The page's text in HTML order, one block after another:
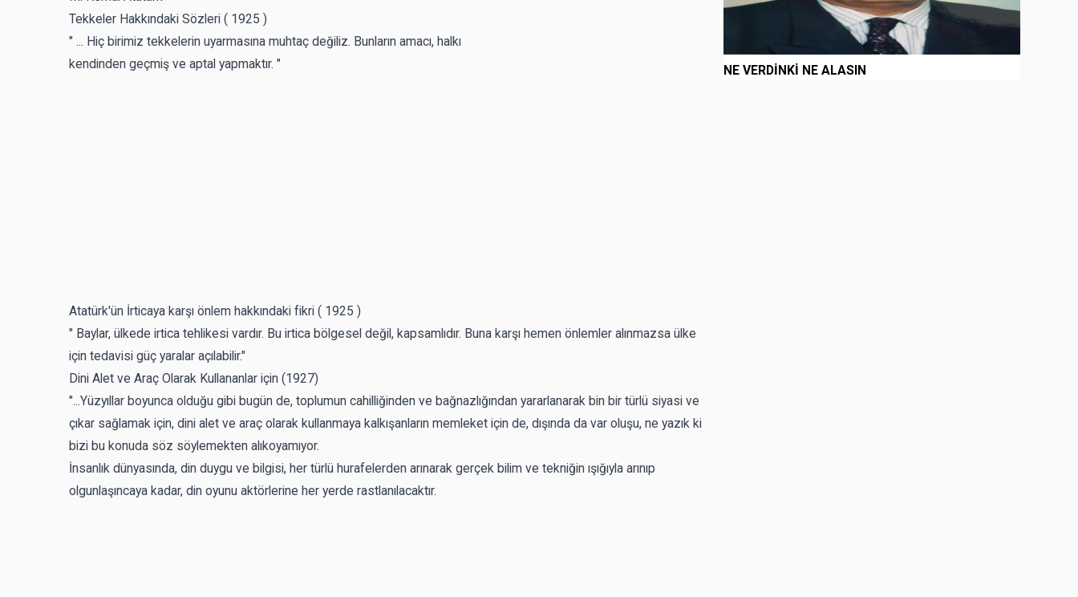
Tekkeler Hakkındaki Sözleri ( 1925 )
" ... Hiç birimiz tekkelerin uyarmasına muhtaç değiliz. Bunların amacı, halkı
kendinden geçmiş ve aptal yapmaktır. "
Atatürk'ün İrticaya karşı önlem hakkındaki fikri ( 1925 )
" Baylar, ülkede irtica tehlikesi vardır. Bu irtica bölgesel değil, kapsamlıdır. Buna karşı hemen önlemler alınmazsa ülke
için tedavisi güç yaralar açılabilir."
Dini Alet ve Araç Olarak Kullananlar için (1927)
"...Yüzyıllar boyunca olduğu gibi bugün de, toplumun cahilliğinden ve bağnazlığından yararlanarak bin bir türlü siyasi ve
çıkar sağlamak için, dini alet ve araç olarak kullanmaya kalkışanların memleket için de, dışında da var oluşu, ne yazık ki
bizi bu konuda söz söylemekten alıkoyamıyor.
İnsanlık dünyasında, din duygu ve bilgisi, her türlü hurafelerden arınarak gerçek bilim ve tekniğin ışığıyla arınıp
olgunlaşıncaya kadar, din oyunu aktörlerine her yerde rastlanılacaktır.
NE VERDİNKİ NE ALASIN